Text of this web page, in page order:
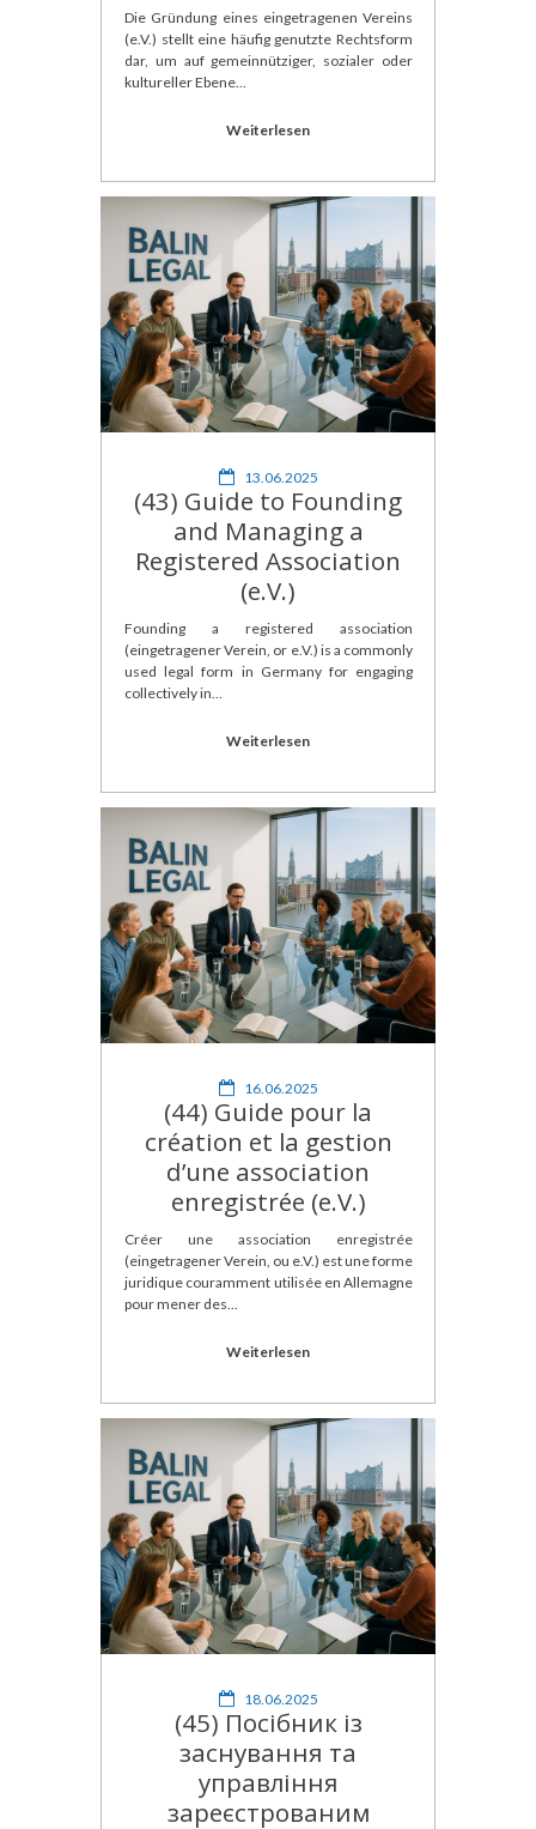
Die Gründung eines eingetragenen Vereins
(e.V.) stellt eine häufig genutzte Rechtsform
dar, um auf gemeinnütziger, sozialer oder
kultureller Ebene...
Weiterlesen
13.06.2025
(43) Guide to Founding
and Managing a
Registered Association
(e.V.)
Founding a registered association
(eingetragener Verein, or e.V.) is a commonly
used legal form in Germany for engaging
collectively in...
Weiterlesen
16.06.2025
(44) Guide pour la
création et la gestion
d’une association
enregistrée (e.V.)
Créer une association enregistrée
(eingetragener Verein, ou e.V.) est une forme
juridique couramment utilisée en Allemagne
pour mener des...
Weiterlesen
18.06.2025
(45) Посібник із
заснування та
управління
зареєстрованим